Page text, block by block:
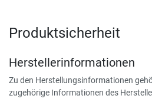
Produktsicherheit
Herstellerinformationen
Zu den Herstellungsinformationen
zugehörige Informationen des